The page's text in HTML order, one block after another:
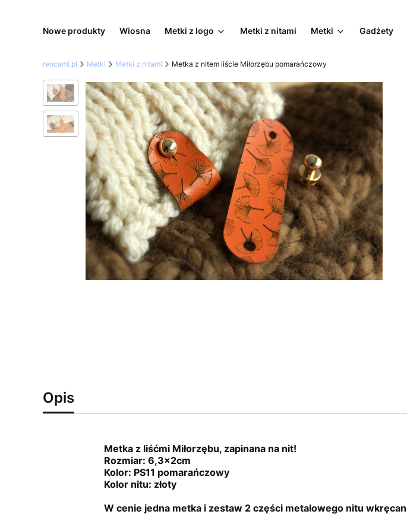
Nowe produkty Wiosna Metki z logo Metki z nitami Metki Gadżety
rencami.pl Metki Metki z nitami Metka z nitem liście Miłorzębu pomarańczowy
Opis
Metka z liśćmi Miłorzębu, zapinana na nit!
Rozmiar: 6,3x2cm
Kolor: PS11 pomarańczowy
Kolor nitu: złoty
W cenie jedna metka i zestaw 2 części metalowego nitu